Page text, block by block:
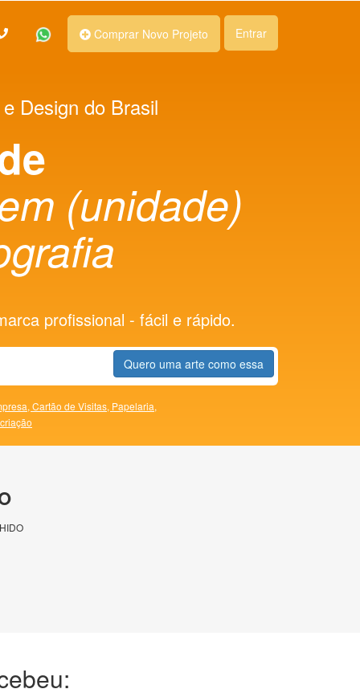
Comprar Novo Projeto Entrar
Design do Brasil
(unidade)
profissional - fácil e rápido.
Quero uma arte como essa
Cartão de Visitas, Papelaria,